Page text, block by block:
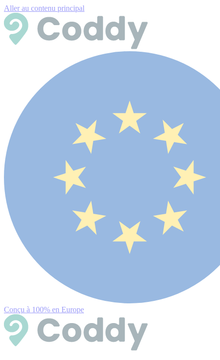
Aller au contenu principal
Conçu à 100% en Europe